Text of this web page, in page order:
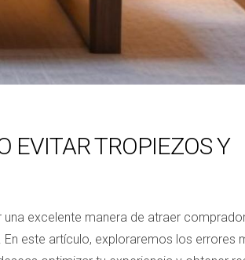
EVITAR TROPIEZOS Y
excelente manera de atraer
este artículo, exploraremos los errores